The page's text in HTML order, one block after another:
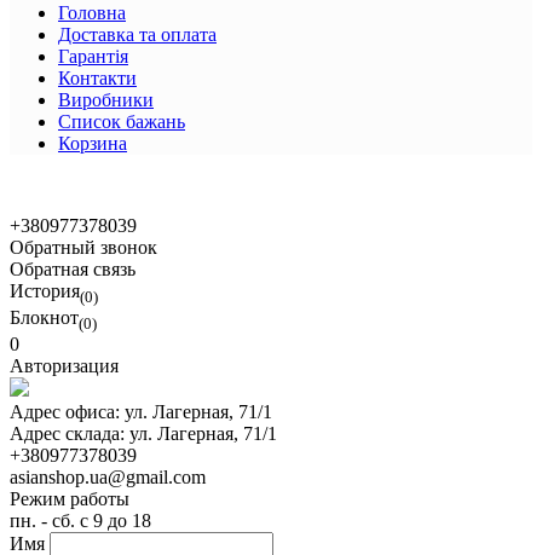
Головна
Доставка та оплата
Гарантія
Контакти
Виробники
Список бажань
Корзина
+380977378039
Обратный звонок
Обратная связь
История(0)
Блокнот(0)
0
Авторизация
Адрес офиса: ул. Лагерная, 71/1
Адрес склада: ул. Лагерная, 71/1
+380977378039
asianshop.ua@gmail.com
Режим работы
пн. - сб. с 9 до 18
Имя